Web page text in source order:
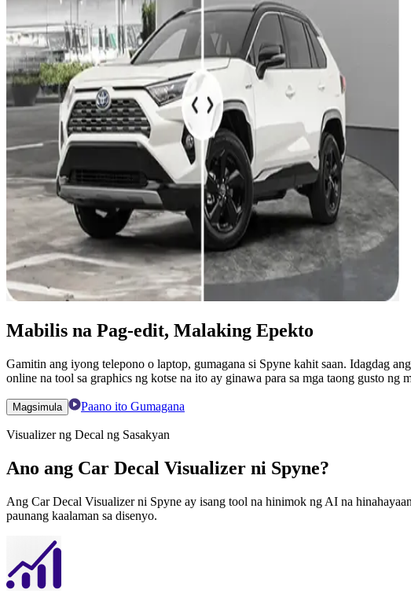
Mabilis na Pag-edit, Malaking Epekto
Gamitin ang iyong telepono o laptop, gumagana si Spyne kahit saan. Idagdag
online na tool sa graphics ng kotse na ito ay ginawa para sa mga taong gusto ng
Magsimula Paano ito Gumagana
Visualizer ng Decal ng Sasakyan
Ano ang Car Decal Visualizer ni Spyne?
Ang Car Decal Visualizer ni Spyne ay isang tool na hinimok ng AI na
paunang kaalaman sa disenyo.